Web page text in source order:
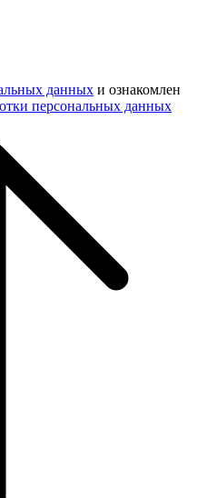
данных и ознакомлен
персональных данных